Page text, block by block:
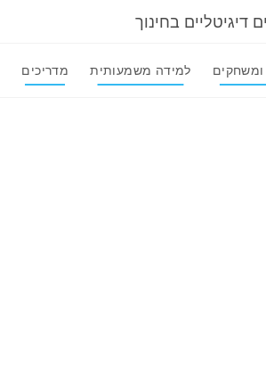
דיגיטליים בחינוך
למידה משמעותית מדריכים